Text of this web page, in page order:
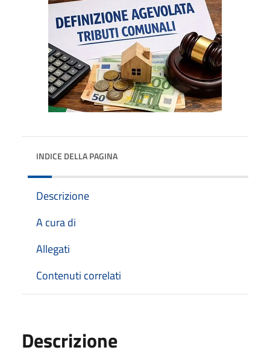
INDICE DELLA PAGINA
Descrizione
A cura di
Allegati
Contenuti correlati
Descrizione